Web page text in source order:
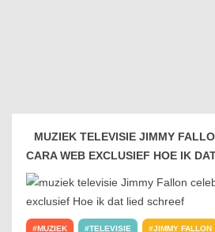
MUZIEK TELEVISIE JIMMY
CARA WEB EXCLUSIEF HOE IK
MUZIEK TELEVISIE JIMMY FALLON